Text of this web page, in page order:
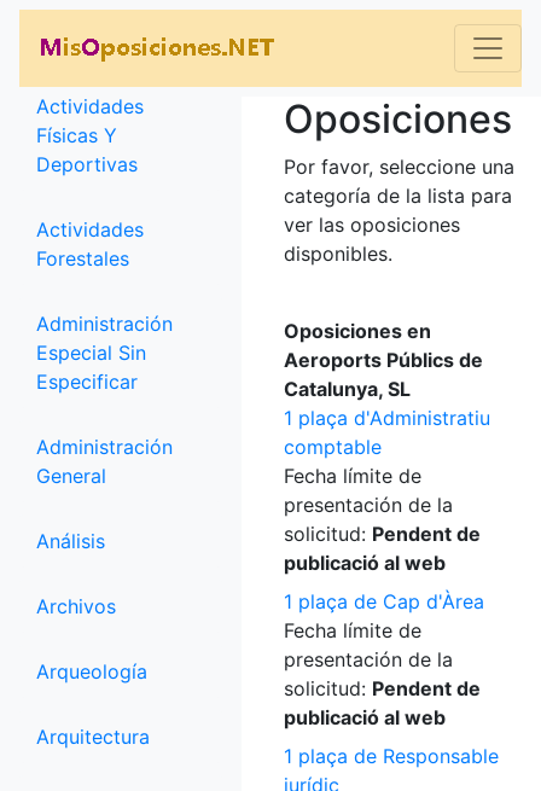
Categorías
Actividades
Físicas Y
Deportivas
Actividades
Forestales
Administración
Especial Sin
Especificar
Administración
General
Análisis
Archivos
Arqueología
Arquitectura
Oposiciones
Por favor, seleccione una
categoría de la lista para
ver las oposiciones
disponibles.
Oposiciones en
Aeroports Públics de
Catalunya, SL
1 plaça d'Administratiu
comptable
Fecha límite de
presentación de la
solicitud: Pendent de
publicació al web
1 plaça de Cap d'Àrea
Fecha límite de
presentación de la
solicitud: Pendent de
publicació al web
1 plaça de Responsable
jurídic